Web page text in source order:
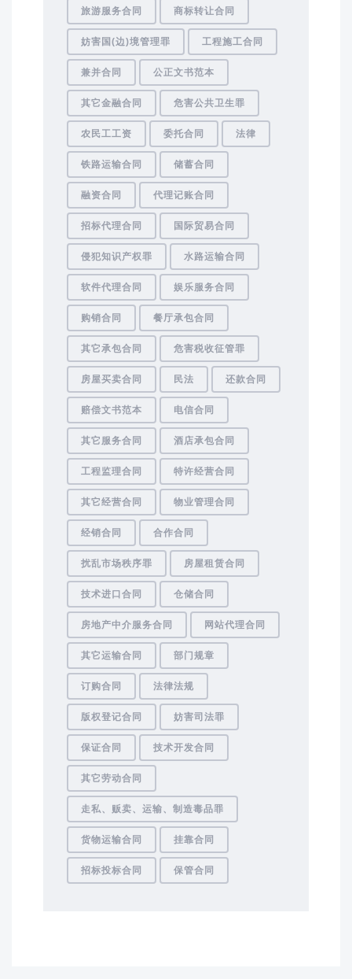
旅游服务合同 商标转让合同
妨害国(边)境管理罪 工程施工合同
兼并合同 公正文书范本
其它金融合同 危害公共卫生罪
农民工工资 委托合同 法律
铁路运输合同 储蓄合同
融资合同 代理记账合同
招标代理合同 国际贸易合同
侵犯知识产权罪 水路运输合同
软件代理合同 娱乐服务合同
购销合同 餐厅承包合同
其它承包合同 危害税收征管罪
房屋买卖合同 民法 还款合同
赔偿文书范本 电信合同
其它服务合同 酒店承包合同
工程监理合同 特许经营合同
其它经营合同 物业管理合同
经销合同 合作合同
扰乱市场秩序罪 房屋租赁合同
技术进口合同 仓储合同
房地产中介服务合同 网站代理合同
其它运输合同 部门规章
订购合同 法律法规
版权登记合同 妨害司法罪
保证合同 技术开发合同
其它劳动合同
走私、贩卖、运输、制造毒品罪
货物运输合同 挂靠合同
招标投标合同 保管合同